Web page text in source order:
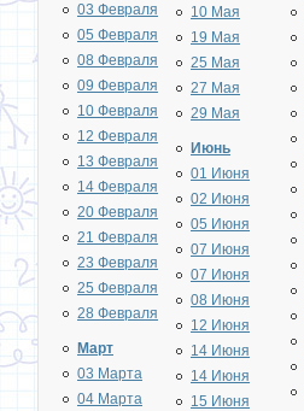
03 Февраля
05 Февраля
08 Февраля
09 Февраля
10 Февраля
12 Февраля
13 Февраля
14 Февраля
20 Февраля
21 Февраля
23 Февраля
25 Февраля
28 Февраля
Март
03 Марта
04 Марта
10 Мая
19 Мая
25 Мая
27 Мая
29 Мая
Июнь
01 Июня
02 Июня
05 Июня
07 Июня
07 Июня
08 Июня
12 Июня
14 Июня
14 Июня
15 Июня